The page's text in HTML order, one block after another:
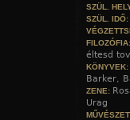
SZÜL.
SZÜL. IDŐ:
FILOZÓFIA:
éltesd
KÖNYVEK:
Barker,
ZENE:
Urag